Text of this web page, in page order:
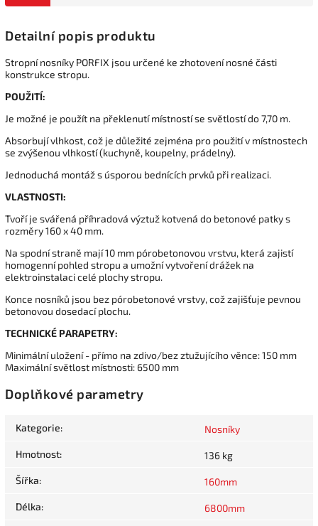
Detailní popis produktu
Stropní nosníky PORFIX jsou určené ke zhotovení nosné části
konstrukce stropu.
POUŽITÍ:
Je možné je použít na překlenutí místností se světlostí do 7,70 m.
Absorbují vlhkost, což je důležité zejména pro použití v místnostech
se zvýšenou vlhkostí (kuchyně, koupelny, prádelny).
Jednoduchá montáž s úsporou bednících prvků při realizaci.
VLASTNOSTI:
Tvoří je svářená příhradová výztuž kotvená do betonové patky s
rozměry 160 x 40 mm.
Na spodní straně mají 10 mm pórobetonovou vrstvu, která zajistí
homogenní pohled stropu a umožní vytvoření drážek na
elektroinstalaci celé plochy stropu.
Konce nosníků jsou bez pórobetonové vrstvy, což zajišťuje pevnou
betonovou dosedací plochu.
TECHNICKÉ PARAPETRY:
Minimální uložení - přímo na zdivo/bez ztužujícího věnce: 150 mm
Maximální světlost místnosti: 6500 mm
Doplňkové parametry
Kategorie: Nosníky
Hmotnost: 136 kg
Šířka: 160mm
Délka: 6800mm